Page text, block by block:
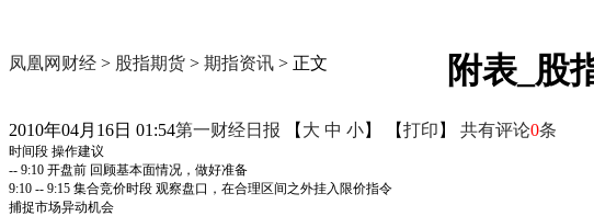
凤凰网财经 > 股指期货 > 期指资讯 > 正文 附表_股
2010年04月16日 01:54第一财经日报 【 大 中 小】 【打印 】 共有评论0条
时间段 操作建议
-- 9:10 开盘前 回顾基本面情况，做好准备
9:10 -- 9:15 集合竞价时段 观察盘口，在合理区间之外挂入限价指令
捕捉市场异动机会